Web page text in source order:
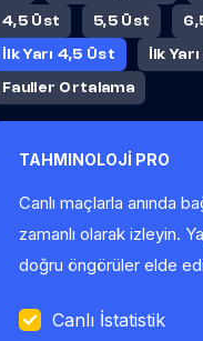
4,5 Üst 5,5 Üst
İlk Yarı 4,5 Üst İlk
Fauller Ortalama
TAHMINOLOJİ PRO
Canlı maçlarla anında
zamanlı olarak izleyin.
doğru öngörüler elde
Canlı İstatistik